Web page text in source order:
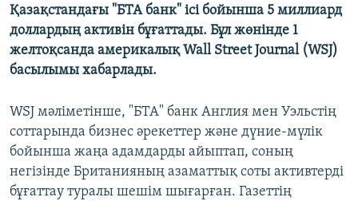
Қазақстандағы "БТА банк" ісі бойынша 5 миллиард
доллардың активін бұғаттады. Бұл жөнінде 1
желтоқсанда америкалық Wall Street Journal (WSJ)
басылымы хабарлады.
WSJ мәліметінше, "БТА" банк Англия мен Уэльстің
соттарында бизнес әрекеттер және дүние-мүлік
бойынша жаңа адамдарды айыптап, соның
негізінде Британияның азаматтық соты активтерді
бұғаттау туралы шешім шығарған. Газеттің